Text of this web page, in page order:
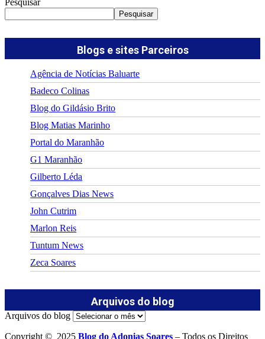
Pesquisar
Pesquisar
Blogs e sites Parceiros
Agência de Notícias Baluarte
Badeco Colinas
Blog do Gildásio Brito
Blog Matias Marinho
Portal do Maranhão
G1 Maranhão
Gilberto Léda
Gonçalves Dias News
John Cutrim
Marlon Reis
Tuntum News
Zeca Soares
Arquivos do blog
Arquivos do blog
Copyright © 2025 Blog do Adonias Soares – Todos os Direitos